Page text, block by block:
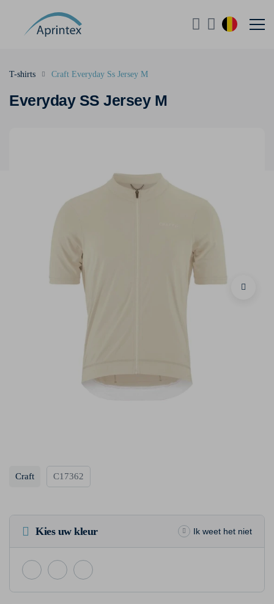
Everyday SS Jersey M
T-shirts Craft Everyday Ss Jersey M
Craft C17362
Kies uw kleur Ik weet het niet